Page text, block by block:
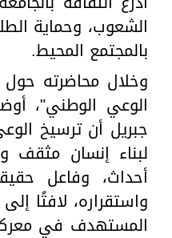
الشعوب، وحماية
بالمجتمع المحيط.
وخلال محاضرته حول
الوعي الوطني"،
جبريل أن ترسيخ
لبناء إنسان مثقف
أحداث، وفاعل
واستقراره، لافتًا
المستهدف في